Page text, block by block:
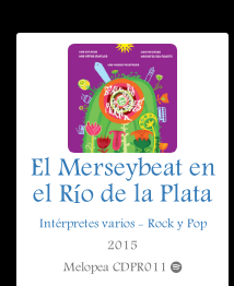
El Merseybeat en
el Río de la Plata
Intérpretes varios - Rock y Pop
2015
Melopea CDPR011